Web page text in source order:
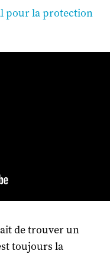
pour la protection
de trouver un
toujours la